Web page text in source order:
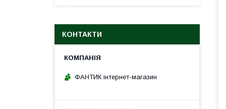
КОНТАКТИ
ФАНТИК інтернет-магазин